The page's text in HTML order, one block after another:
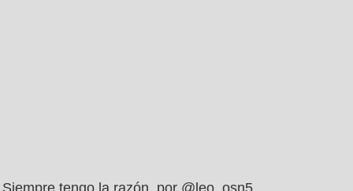
Siempre tengo la razón, por @leo_osn5